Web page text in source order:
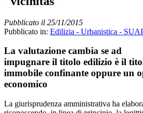
Pubblicato il 25/11/2015
Pubblicato in: Edilizia - Urbanistica -
La valutazione cambia se ad
impugnare il titolo edilizio è il
immobile confinante oppure un
economico
La giurisprudenza amministrativa ha